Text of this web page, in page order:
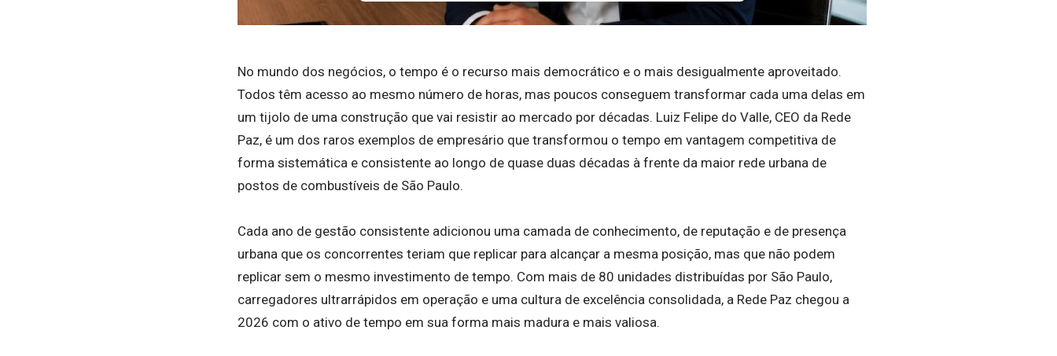
No mundo dos negócios, o tempo é o recurso mais democrático e o mais desigualmente aproveitado.
Todos têm acesso ao mesmo número de horas, mas poucos conseguem transformar cada uma delas em
um tijolo de uma construção que vai resistir ao mercado por décadas. Luiz Felipe do Valle, CEO da Rede
Paz, é um dos raros exemplos de empresário que transformou o tempo em vantagem competitiva de
forma sistemática e consistente ao longo de quase duas décadas à frente da maior rede urbana de
postos de combustíveis de São Paulo.
Cada ano de gestão consistente adicionou uma camada de conhecimento, de reputação e de presença
urbana que os concorrentes teriam que replicar para alcançar a mesma posição, mas que não podem
replicar sem o mesmo investimento de tempo. Com mais de 80 unidades distribuídas por São Paulo,
carregadores ultrarrápidos em operação e uma cultura de excelência consolidada, a Rede Paz chegou a
2026 com o ativo de tempo em sua forma mais madura e mais valiosa.